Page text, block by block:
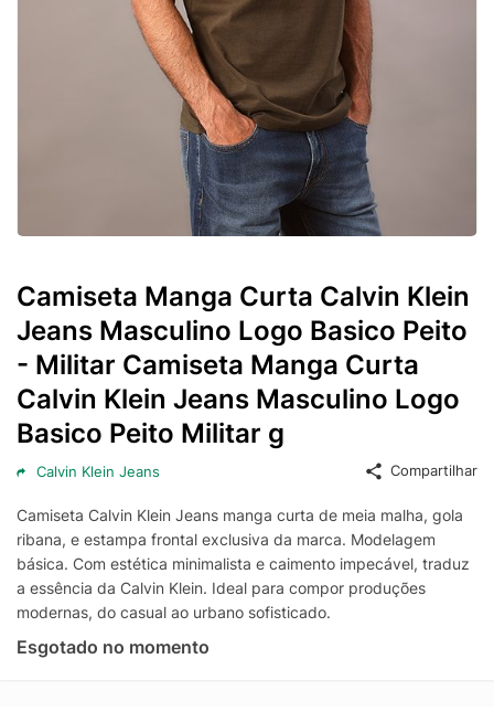
Camiseta Manga Curta Calvin Klein
Jeans Masculino Logo Basico Peito
- Militar Camiseta Manga Curta
Calvin Klein Jeans Masculino Logo
Basico Peito Militar g
Calvin Klein Jeans Compartilhar
Camiseta Calvin Klein Jeans manga curta de meia malha, gola
ribana, e estampa frontal exclusiva da marca. Modelagem
básica. Com estética minimalista e caimento impecável, traduz
a essência da Calvin Klein. Ideal para compor produções
modernas, do casual ao urbano sofisticado.
Esgotado no momento